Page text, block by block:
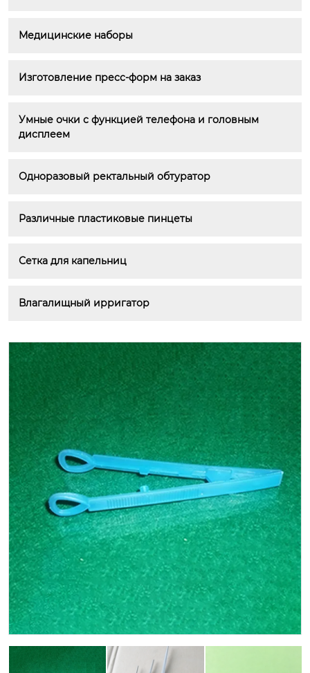
Медицинские наборы
Изготовление пресс-форм на заказ
Умные очки с функцией телефона и головным
дисплеем
Одноразовый ректальный обтуратор
Различные пластиковые пинцеты
Сетка для капельниц
Влагалищный ирригатор